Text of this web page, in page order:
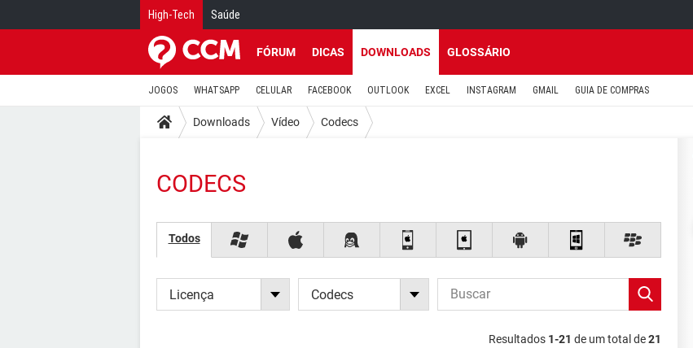
High-Tech Saúde
FÓRUM DICAS DOWNLOADS GLOSSÁRIO
JOGOS WHATSAPP CELULAR FACEBOOK OUTLOOK EXCEL INSTAGRAM GMAIL GUIA DE COMPRAS
Downloads Vídeo Codecs
CODECS
Todos
Licença Codecs
Resultados 1-21 de um total de21